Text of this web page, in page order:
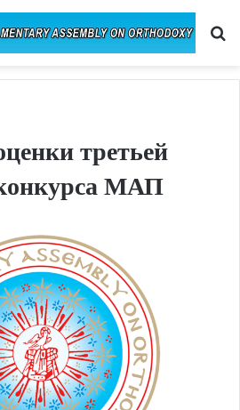
третьей
МАП